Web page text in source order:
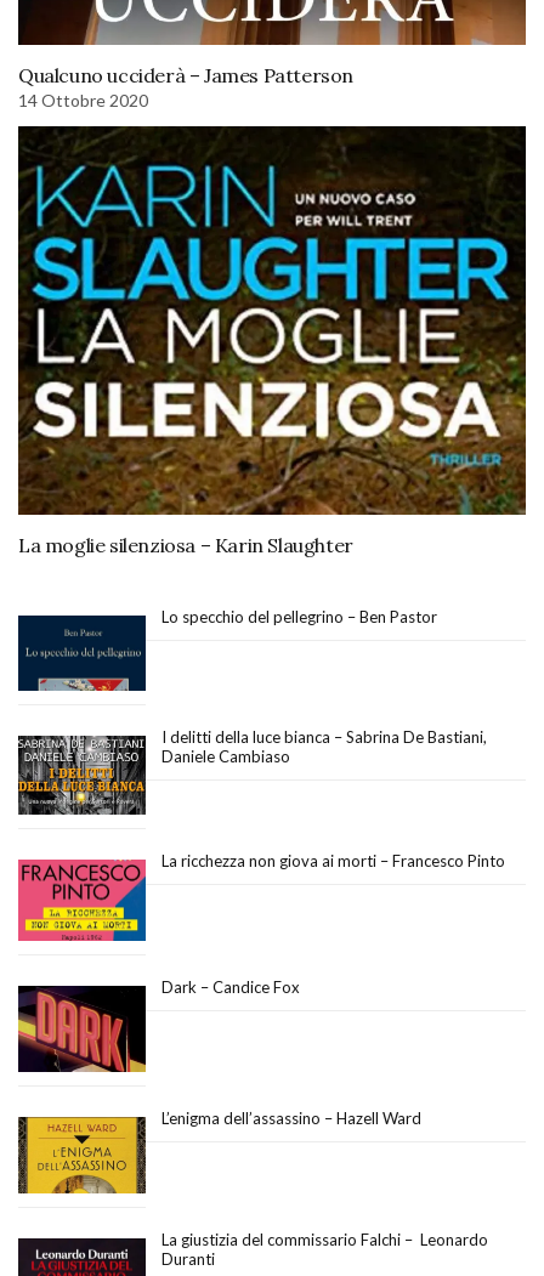
Qualcuno ucciderà – James Patterson
14 Ottobre 2020
La moglie silenziosa – Karin Slaughter
Lo specchio del pellegrino – Ben Pastor
I delitti della luce bianca – Sabrina De Bastiani,
Daniele Cambiaso
La ricchezza non giova ai morti – Francesco Pinto
Dark – Candice Fox
L’enigma dell’assassino – Hazell Ward
La giustizia del commissario Falchi – Leonardo
Duranti